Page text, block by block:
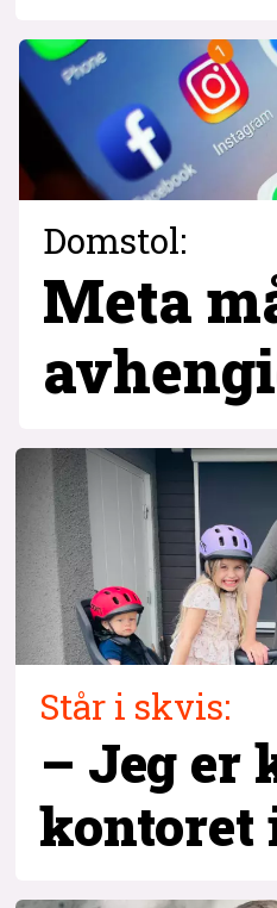
Domstol:
Meta
Står i skvis:
– Jeg er
kontoret